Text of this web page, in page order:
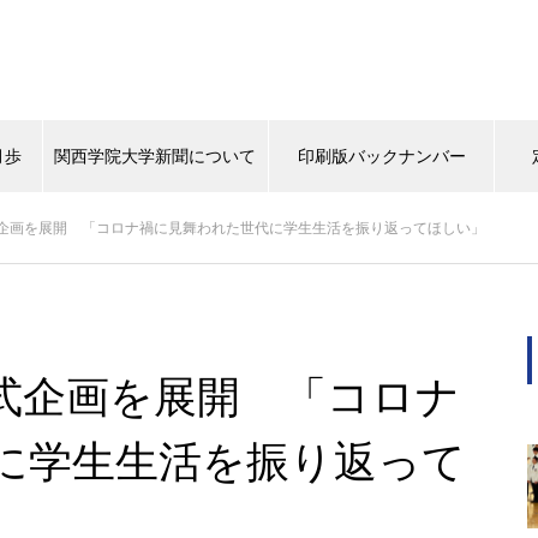
歩 関西学院大学新聞について 印刷版バックナンバー
中 タイムスリップ この学生に注目！ マスターピー
ルから関心を
を展開 「コロナ禍に見舞われた世代に学生生活を振り返ってほしい」
企画を展開 「コロナ
学生生活を振り返って